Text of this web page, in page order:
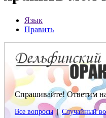
Язык
Править
Спрашивайте! Ответим
Все вопросы| Случайный